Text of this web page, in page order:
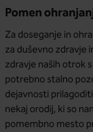
Pomen
Za doseganje in
za duševno zdravje
zdravje naših otrok
potrebno stalno
dejavnosti
nekaj orodij, ki so
pomembno mesto